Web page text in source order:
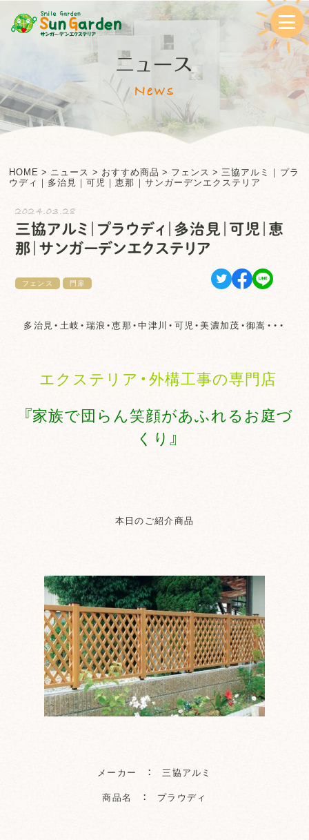
ニュース
News
HOME > ニュース > おすすめ商品 > フェンス >三協アルミ｜プラ
ウディ｜多治見｜可児｜恵那｜サンガーデンエクステリア
2024.03.28
三協アルミ｜プラウディ｜多治見｜可児｜恵
那｜サンガーデンエクステリア
フェンス 門扉
多治見・土岐・瑞浪・恵那・中津川・可児・美濃加茂・御嵩・・・
エクステリア・外構工事の専門店
『家族で団らん笑顔があふれるお庭づ
くり』
本日のご紹介商品
メーカー ： 三協アルミ
商品名 ： プラウディ